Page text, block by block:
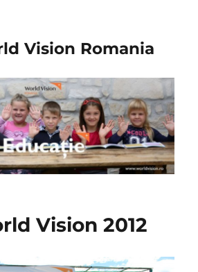
Vision Romania
Vision 2012